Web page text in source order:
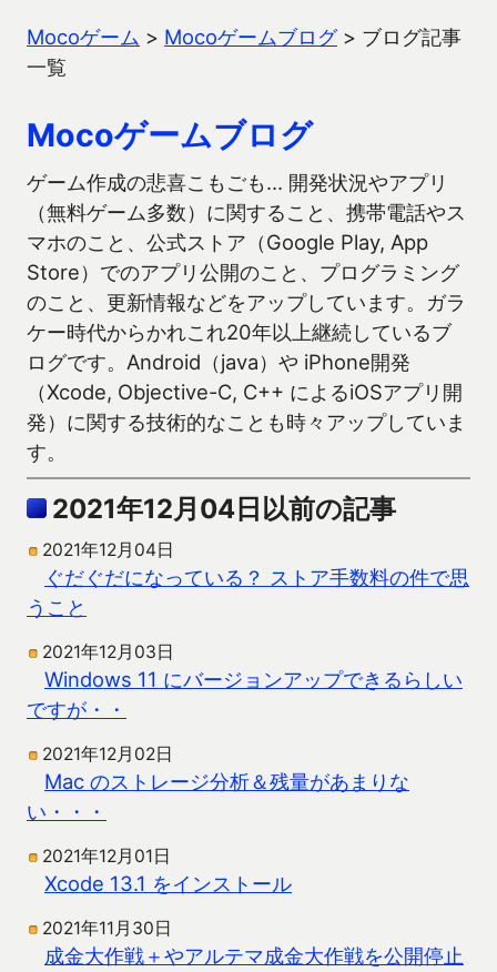
Mocoゲーム > Mocoゲームブログ> ブログ記事
一覧
Mocoゲームブログ
ゲーム作成の悲喜こもごも… 開発状況やアプリ
（無料ゲーム多数）に関すること、携帯電話やス
マホのこと、公式ストア（Google Play, App
Store）でのアプリ公開のこと、プログラミング
のこと、更新情報などをアップしています。ガラ
ケー時代からかれこれ20年以上継続しているブ
ログです。Android（java）や iPhone開発
（Xcode, Objective-C, C++ によるiOSアプリ開
発）に関する技術的なことも時々アップしていま
す。
2021年12月04日以前の記事
2021年12月04日
ぐだぐだになっている？ ストア手数料の件で思
うこと
2021年12月03日
Windows 11 にバージョンアップできるらしい
ですが・・
2021年12月02日
Mac のストレージ分析＆残量があまりな
い・・・
2021年12月01日
Xcode 13.1 をインストール
2021年11月30日
成金大作戦＋やアルテマ成金大作戦を公開停止